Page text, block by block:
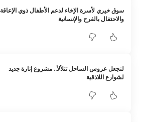
سوق خيري لأسرة الإخاء لدعم الأطفال ذوي الإعاقة
والاحتفال بالفرح والإنسانية
لنجعل عروس الساحل تتلألأ.. مشروع إنارة جديد
لشوارع اللاذقية